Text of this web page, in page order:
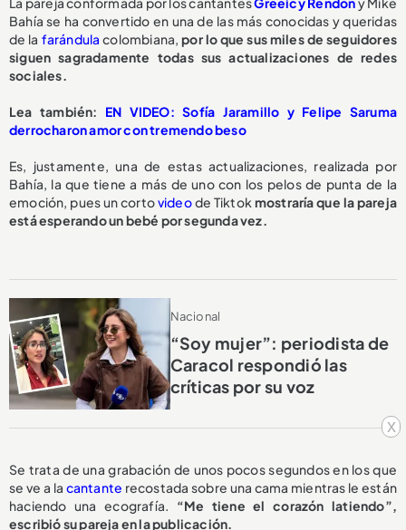
x
Bahía se ha convertido en una de las más conocidas y queridas
de la farándula colombiana,por lo que sus miles de seguidores
siguen sagradamente todas sus actualizaciones de redes
sociales.
Lea también: EN VIDEO: Sofía Jaramillo y Felipe Saruma
derrocharon amor con tremendo beso
Es, justamente, una de estas actualizaciones, realizada por
Bahía, la que tiene a más de uno con los pelos de punta de la
emoción, pues un cortovideode Tiktok mostraría que la pareja
está esperando un bebé por segunda vez.
Nacional
“Soy mujer”: periodista de
Caracol respondió las
críticas por su voz
Se trata de una grabación de unos pocos segundos en los que
se ve a la cantante recostada sobre una cama mientras le están
haciendo una ecografía. “Me tiene el corazón latiendo”,
escribió su pareja en la publicación.